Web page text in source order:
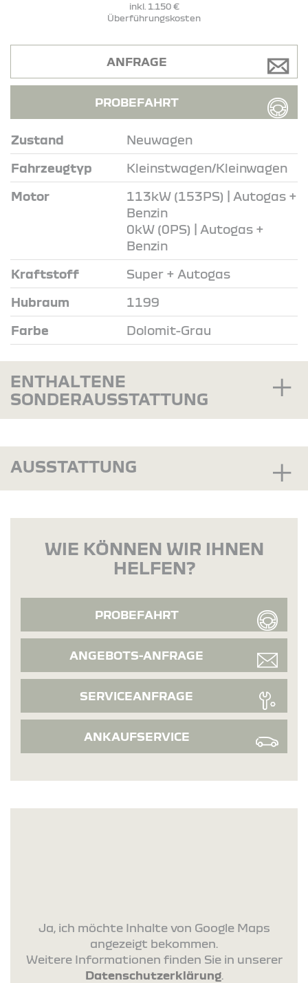
inkl. 1.150 €
Überführungskosten
Zustand Neuwagen
Fahrzeugtyp Kleinstwagen/Kleinwagen
Motor
113kW (153PS) | Autogas +
Benzin
0kW (0PS) | Autogas +
Benzin
Kraftstoff Super + Autogas
Hubraum 1199
Farbe Dolomit-Grau
ANFRAGE
PROBEFAHRT
ENTHALTENE
SONDERAUSSTATTUNG
AUSSTATTUNG
WIE KÖNNEN WIR IHNEN
HELFEN?
PROBEFAHRT
ANGEBOTS-ANFRAGE
SERVICEANFRAGE
ANKAUFSERVICE
Ja, ich möchte Inhalte von Google Maps
angezeigt bekommen.
Weitere Informationen finden Sie in unserer
Datenschutzerklärung.